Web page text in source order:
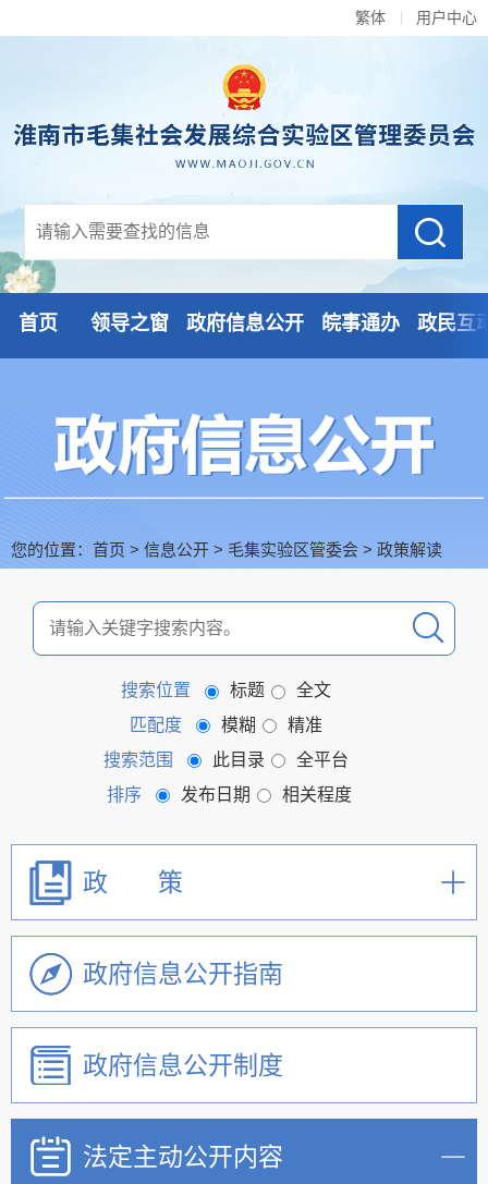
繁体 用户中心
首页 领导之窗 政府信息公开 皖事通办 政民互
您的位置： 首页 > 信息公开 > 毛集实验区管委会 > 政策解读
搜索位置 标题
全文
匹配度
模糊
精准
搜索范围
此目录
全平台
排序
发布日期 相关程度
政 策
政府信息公开指南
政府信息公开制度
法定主动公开内容
机关简介